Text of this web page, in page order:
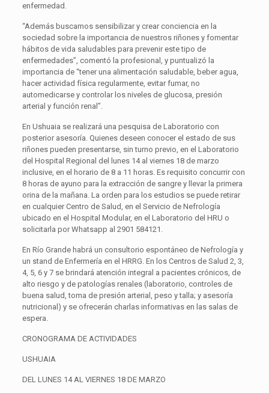
enfermedad.
“Además buscamos sensibilizar y crear conciencia en la
sociedad sobre la importancia de nuestros riñones y fomentar
hábitos de vida saludables para prevenir este tipo de
enfermedades”, comentó la profesional, y puntualizó la
importancia de “tener una alimentación saludable, beber agua,
hacer actividad física regularmente, evitar fumar, no
automedicarse y controlar los niveles de glucosa, presión
arterial y función renal”.
En Ushuaia se realizará una pesquisa de Laboratorio con
posterior asesoría. Quienes deseen conocer el estado de sus
riñones pueden presentarse, sin turno previo, en el Laboratorio
del Hospital Regional del lunes 14 al viernes 18 de marzo
inclusive, en el horario de 8 a 11 horas. Es requisito concurrir con
8 horas de ayuno para la extracción de sangre y llevar la primera
orina de la mañana. La orden para los estudios se puede retirar
en cualquier Centro de Salud, en el Servicio de Nefrología
ubicado en el Hospital Modular, en el Laboratorio del HRU o
solicitarla por Whatsapp al 2901 584121.
En Río Grande habrá un consultorio espontáneo de Nefrología y
un stand de Enfermería en el HRRG. En los Centros de Salud 2, 3,
4, 5, 6 y 7 se brindará atención integral a pacientes crónicos, de
alto riesgo y de patologías renales (laboratorio, controles de
buena salud, toma de presión arterial, peso y talla; y asesoría
nutricional) y se ofrecerán charlas informativas en las salas de
espera.
CRONOGRAMA DE ACTIVIDADES
USHUAIA
DEL LUNES 14 AL VIERNES 18 DE MARZO